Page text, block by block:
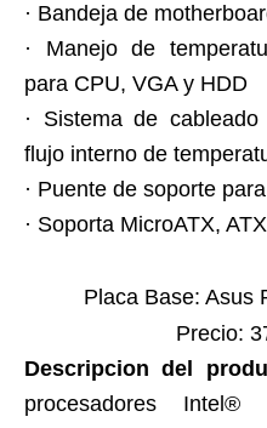
· Bandeja de
· Manejo de
para CPU, VGA y HDD
· Sistema de
flujo interno de
· Puente de soporte
· Soporta MicroATX,
Placa Base: Asus
Precio:
Descripcion del
procesadores